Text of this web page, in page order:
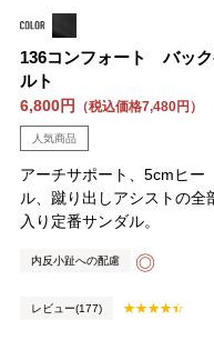
136コンフォート バッ
ルト
6,800円 （税込価格7,480円）
人気商品
アーチサポート、5cmヒー
ル、蹴り出しアシストの全
入り定番サンダル。
内反小趾への配慮 ◎
レビュー(177)